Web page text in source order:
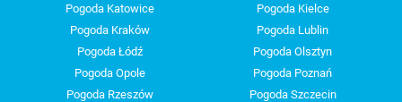
Pogoda Katowice
Pogoda Kielce
Pogoda Kraków
Pogoda Lublin
Pogoda Łódź
Pogoda Olsztyn
Pogoda Opole
Pogoda Poznań
Pogoda Rzeszów
Pogoda Szczecin